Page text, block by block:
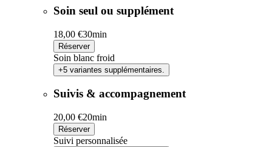
Soin seul ou supplément
18,00 €30min
Réserver
Soin blanc froid
+5 variantes supplémentaires.
Suivis & accompagnement
20,00 €20min
Réserver
Suivi personnalisée